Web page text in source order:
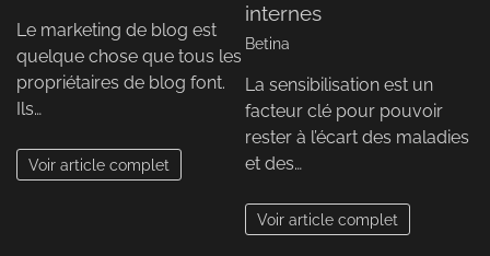
Le marketing de blog est
quelque chose que tous les
propriétaires de blog font.
Ils…
Voir article complet
internes
Betina
La sensibilisation est un
facteur clé pour pouvoir
rester à l’écart des maladies
et des…
Voir article complet